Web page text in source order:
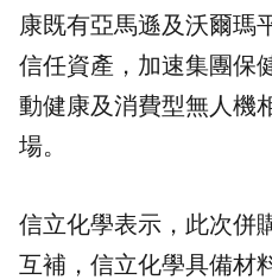
康既有亞馬遜及沃爾瑪
信任資產，加速集團保
動健康及消費型無人機
場。
信立化學表示，此次併
互補，信立化學具備材